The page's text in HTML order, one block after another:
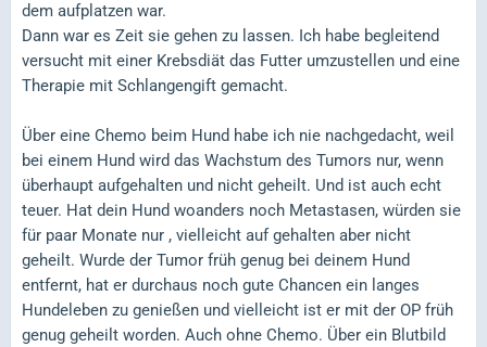
dem aufplatzen war.
Dann war es Zeit sie gehen zu lassen. Ich habe begleitend
versucht mit einer Krebsdiät das Futter umzustellen und eine
Therapie mit Schlangengift gemacht.
Über eine Chemo beim Hund habe ich nie nachgedacht, weil
bei einem Hund wird das Wachstum des Tumors nur, wenn
überhaupt aufgehalten und nicht geheilt. Und ist auch echt
teuer. Hat dein Hund woanders noch Metastasen, würden sie
für paar Monate nur , vielleicht auf gehalten aber nicht
geheilt. Wurde der Tumor früh genug bei deinem Hund
entfernt, hat er durchaus noch gute Chancen ein langes
Hundeleben zu genießen und vielleicht ist er mit der OP früh
genug geheilt worden. Auch ohne Chemo. Über ein Blutbild